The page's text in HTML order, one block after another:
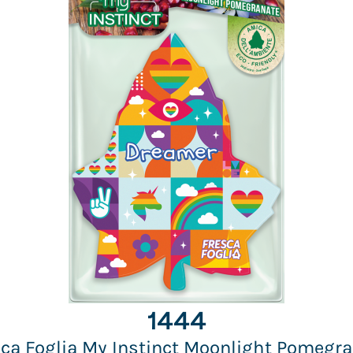
1444
Foglia My Instinct Moonlight